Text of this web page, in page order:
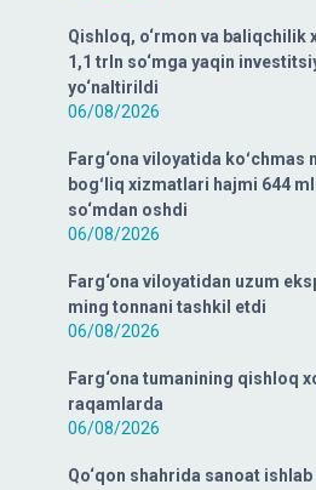
Qishloq, o‘rmon va baliqchilik
1,1 trln so‘mga yaqin
yo‘naltirildi
06/08/2026
Farg‘ona viloyatida koʻchmas
bogʻliq xizmatlari hajmi 644
so‘mdan oshdi
06/08/2026
Farg‘ona viloyatidan uzum
ming tonnani tashkil etdi
06/08/2026
Farg‘ona tumanining qishloq
raqamlarda
06/08/2026
Qo‘qon shahrida sanoat